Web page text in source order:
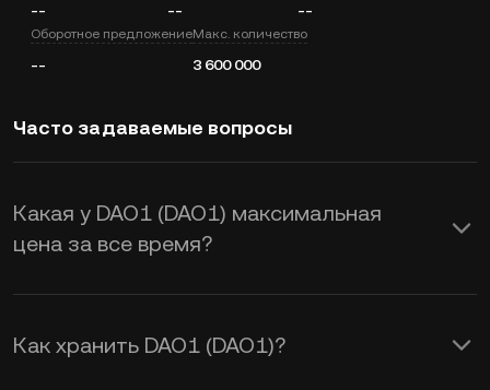
-- -- --
Оборотное предложение
--
Макс. количество
3 600 000
Часто задаваемые вопросы
Какая у DAO1 (DAO1) максимальная
цена за все время?
Как хранить DAO1 (DAO1)?